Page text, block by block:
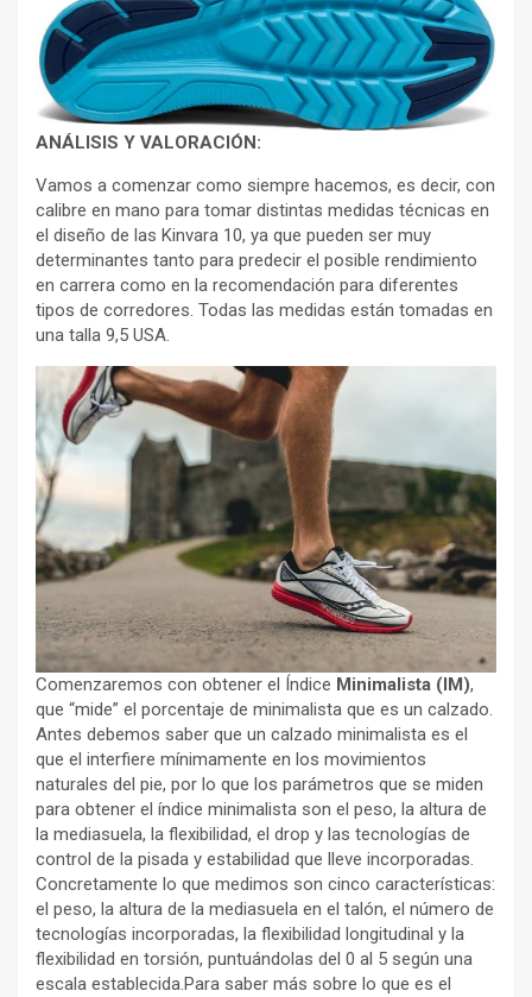
ANÁLISIS Y VALORACIÓN:
Vamos a comenzar como siempre hacemos, es decir, con
calibre en mano para tomar distintas medidas técnicas en
el diseño de las Kinvara 10, ya que pueden ser muy
determinantes tanto para predecir el posible rendimiento
en carrera como en la recomendación para diferentes
tipos de corredores. Todas las medidas están tomadas en
una talla 9,5 USA.
Comenzaremos con obtener el Índice Minimalista (IM),
que “mide” el porcentaje de minimalista que es un calzado.
Antes debemos saber que un calzado minimalista es el
que el interfiere mínimamente en los movimientos
naturales del pie, por lo que los parámetros que se miden
para obtener el índice minimalista son el peso, la altura de
la mediasuela, la flexibilidad, el drop y las tecnologías de
control de la pisada y estabilidad que lleve incorporadas.
Concretamente lo que medimos son cinco características:
el peso, la altura de la mediasuela en el talón, el número de
tecnologías incorporadas, la flexibilidad longitudinal y la
flexibilidad en torsión, puntuándolas del 0 al 5 según una
escala establecida.Para saber más sobre lo que es el